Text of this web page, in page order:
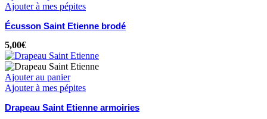
Ajouter à mes pépites
Écusson Saint Etienne brodé
5,00€
Ajouter au panier
Ajouter à mes pépites
Drapeau Saint Etienne armoiries